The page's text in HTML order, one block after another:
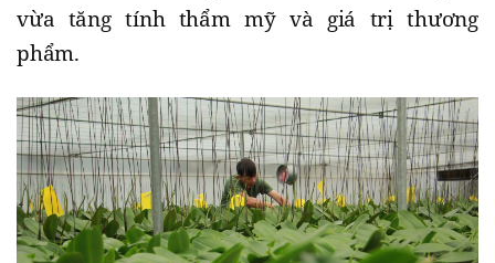
vừa tăng tính thẩm mỹ và giá trị thương
phẩm.